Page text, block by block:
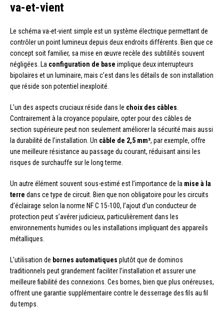
va-et-vient
Le schéma va-et-vient simple est un système électrique permettant de
contrôler un point lumineux depuis deux endroits différents. Bien que ce
concept soit familier, sa mise en œuvre recèle des subtilités souvent
négligées. La configuration de base implique deux interrupteurs
bipolaires et un luminaire, mais c’est dans les détails de son installation
que réside son potentiel inexploité.
L’un des aspects cruciaux réside dans le choix des câbles.
Contrairement à la croyance populaire, opter pour des câbles de
section supérieure peut non seulement améliorer la sécurité mais aussi
la durabilité de l’installation. Un câble de 2,5 mm², par exemple, offre
une meilleure résistance au passage du courant, réduisant ainsi les
risques de surchauffe sur le long terme.
Un autre élément souvent sous-estimé est l’importance de la mise à la
terre dans ce type de circuit. Bien que non obligatoire pour les circuits
d’éclairage selon la norme NF C 15-100, l’ajout d’un conducteur de
protection peut s’avérer judicieux, particulièrement dans les
environnements humides ou les installations impliquant des appareils
métalliques.
L’utilisation de bornes automatiques plutôt que de dominos
traditionnels peut grandement faciliter l’installation et assurer une
meilleure fiabilité des connexions. Ces bornes, bien que plus onéreuses,
offrent une garantie supplémentaire contre le desserrage des fils au fil
du temps.